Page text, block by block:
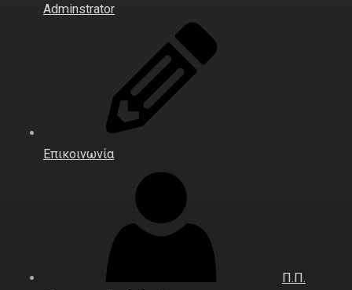
Adminstrator
Επικοινωνία
Π.Π.